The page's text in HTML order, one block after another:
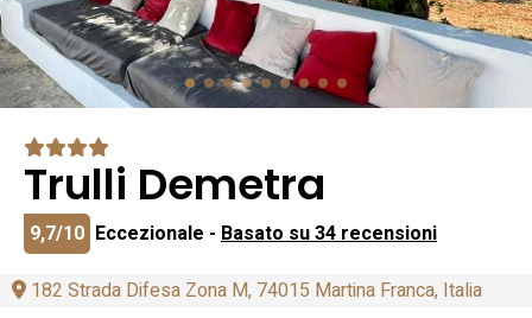
Trulli Demetra
9,7/10 Eccezionale - Basato su 34 recensioni
182 Strada Difesa Zona M, 74015 Martina Franca, Italia